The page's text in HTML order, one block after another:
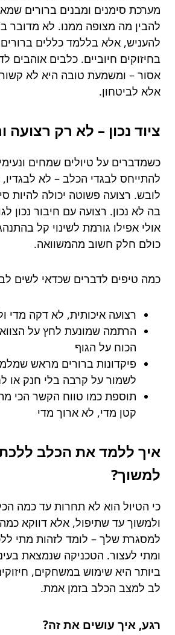
מערכת סימנים ומבנים ברורים
להבין מה מצופה ממנו. לא מדובר
להעניש, אלא בללמד כללים
בחיזוקים חיוביים. כלבים אוהבים
אסור – ומשמעת טובה היא לא
אלא לביטחון.
ציוד נכון – לא רק רצועה
כשמדברים על טיולים שמחים
להתייחס לבגדי הכלב – לא
לובש. רצועה פשוטה יכולה להיות
בה לא נכון. רצועה עם חיבור נכון
אולי אפילו גורמת לשינוי קל
כולם חלק חשוב מהמשוואה.
כמה טיפים לדברים שכדאי לשים
רצועה איכותית, לא דקה מדי
הרתמה שמונעת לחץ על
הכוח על הגוף
פיקדונות ברורים מראש
לשמור על קרבה בלי חנק או
תוספת כמו טווח הקשר הכי
קטן מדי, לא ארוך מדי
איך ללמד את הכלב ללכת
למשוך?
כי הטיול הוא לא תחרות עד כמה
ולמשוך עד שתיפול, אלא דווקא
למסגרת שלך – לומד לזהות מתי
ומתי לעצור. הטכניקה שנמצאת
ביותר היא שימוש במשחקים,
לב למצב הכלב בזמן אמת.
רגע, איך עושים את זה?